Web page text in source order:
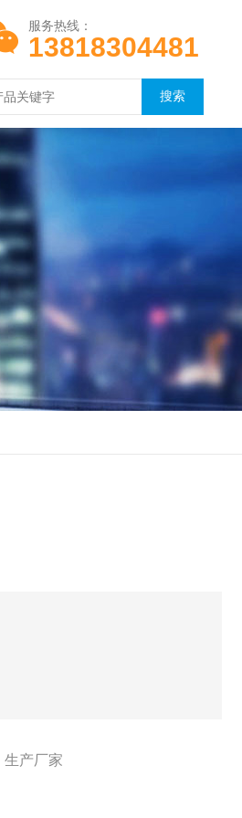
服务热线：
13818304481
生产厂家